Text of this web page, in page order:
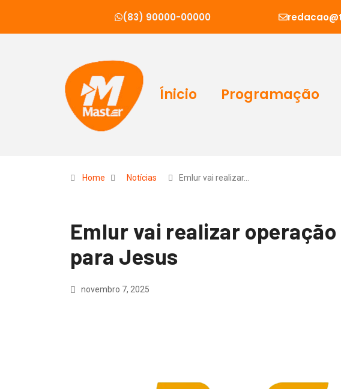
(83) 90000-00000
Ínicio Programação
Home Notícias Emlur vai realizar…
Emlur vai realizar
para Jesus
novembro 7, 2025